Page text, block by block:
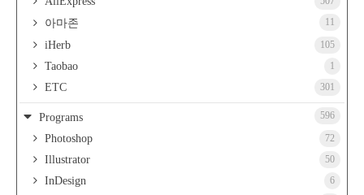
아마존 11
iHerb 105
Taobao 1
ETC 301
Programs 596
Photoshop 72
Illustrator 50
InDesign 6